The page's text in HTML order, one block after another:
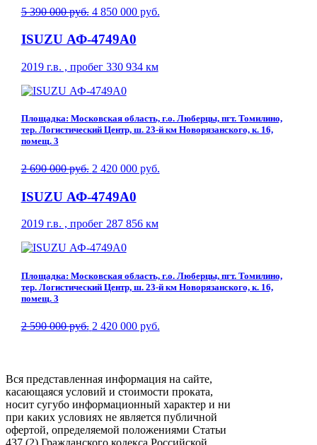
5 390 000 руб. 4 850 000 руб.
ISUZU АФ-4749A0
2019 г.в. , пробег 330 934 км
Площадка: Московская область, г.о. Люберцы, пгт. Томилино,
тер. Логистический Центр, ш. 23-й км Новорязанского, к. 16,
помещ. 3
2 690 000 руб. 2 420 000 руб.
ISUZU АФ-4749A0
2019 г.в. , пробег 287 856 км
Площадка: Московская область, г.о. Люберцы, пгт. Томилино,
тер. Логистический Центр, ш. 23-й км Новорязанского, к. 16,
помещ. 3
2 590 000 руб. 2 420 000 руб.
Вся представленная информация на сайте,
касающаяся условий и стоимости проката,
носит сугубо информационный характер и ни
при каких условиях не является публичной
офертой, определяемой положениями Статьи
437 (2) Гражданского кодекса Российской